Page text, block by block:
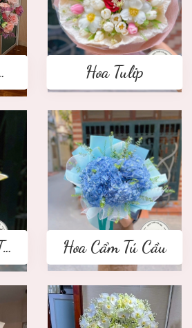
Cấp Hoa Tulip
Hoa Cưới ,Hoa Tay Cầm Cô Dâu Hoa Cẩm Tú Cầu